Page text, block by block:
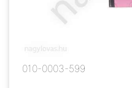
010-0003-599